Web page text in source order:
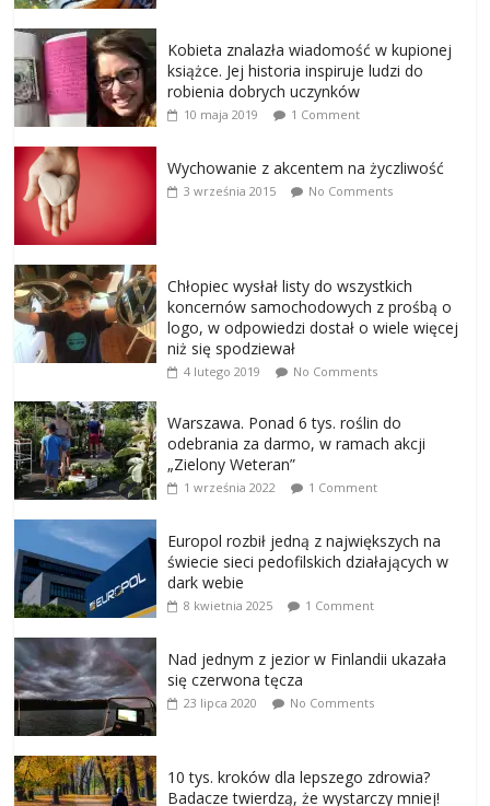
Kobieta znalazła wiadomość w kupionej
książce. Jej historia inspiruje ludzi do
robienia dobrych uczynków
10 maja 2019 1 Comment
Wychowanie z akcentem na życzliwość
3 września 2015 No Comments
Chłopiec wysłał listy do wszystkich
koncernów samochodowych z prośbą o
logo, w odpowiedzi dostał o wiele więcej
niż się spodziewał
4 lutego 2019 No Comments
Warszawa. Ponad 6 tys. roślin do
odebrania za darmo, w ramach akcji
„Zielony Weteran”
1 września 2022 1 Comment
Europol rozbił jedną z największych na
świecie sieci pedofilskich działających w
dark webie
8 kwietnia 2025 1 Comment
Nad jednym z jezior w Finlandii ukazała
się czerwona tęcza
23 lipca 2020 No Comments
10 tys. kroków dla lepszego zdrowia?
Badacze twierdzą, że wystarczy mniej!